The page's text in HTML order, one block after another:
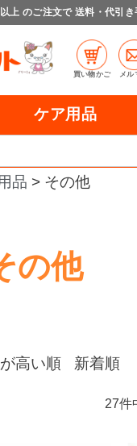
上 のご注文で 送料・代引き
買い物かご メル
ケア用品
品 その他
の他
高い順 新着順
27件